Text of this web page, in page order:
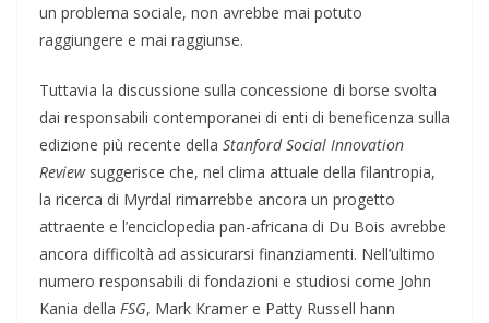
un problema sociale, non avrebbe mai potuto
raggiungere e mai raggiunse.
Tuttavia la discussione sulla concessione di borse svolta
dai responsabili contemporanei di enti di beneficenza sulla
edizione più recente della Stanford Social Innovation
Reviewsuggerisce che, nel clima attuale della filantropia,
la ricerca di Myrdal rimarrebbe ancora un progetto
attraente e l’enciclopedia pan-africana di Du Bois avrebbe
ancora difficoltà ad assicurarsi finanziamenti. Nell’ultimo
numero responsabili di fondazioni e studiosi come John
Kania della FSG, Mark Kramer e Patty Russell hann